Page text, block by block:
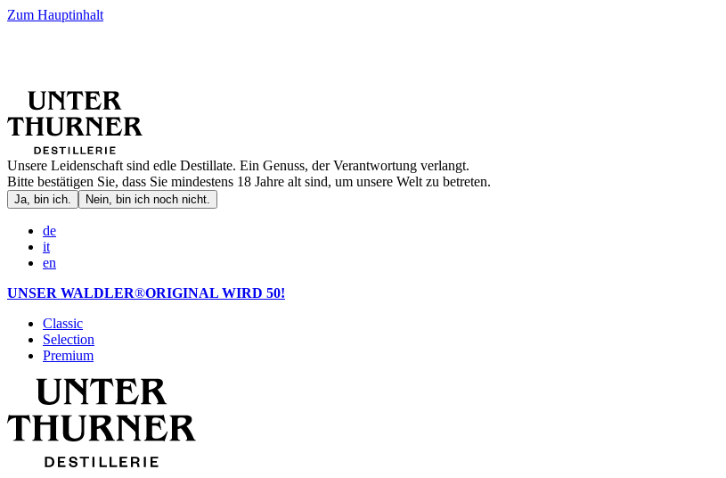
Zum Hauptinhalt
Unsere Leidenschaft sind edle Destillate. Ein Genuss, der Verantwortung verlangt.
Bitte bestätigen Sie, dass Sie mindestens 18 Jahre alt sind, um unsere Welt zu betreten.
Ja, bin ich. Nein, bin ich noch nicht.
de
it
en
UNSER WALDLER®ORIGINAL WIRD 50!
Classic
Selection
Premium